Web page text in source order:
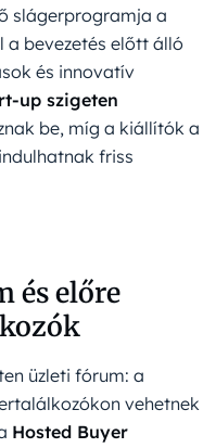
slágerprogramja a
a bevezetés előtt álló
és innovatív
up szigeten
be, míg a kiállítók a
friss
és előre
üzleti fórum: a
vehetnek
Hosted Buyer